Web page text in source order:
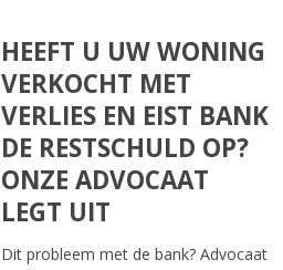
HEEFT U UW WONING
VERKOCHT MET
VERLIES EN EIST BANK
DE RESTSCHULD OP?
ONZE ADVOCAAT
LEGT UIT
Dit probleem met de bank? Advocaat